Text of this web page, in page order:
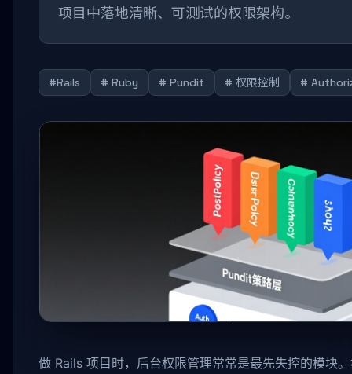
项目中落地清晰、可测试的权限架构。
#Rails # Ruby # Pundit # 权限控制 #
做 Rails 项目时，后台权限管理常常是最先失控的模块